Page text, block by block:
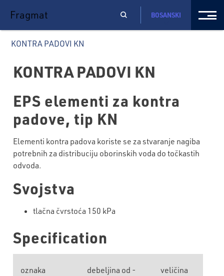
Fragmat BOSANSKI
KONTRA PADOVI KN
KONTRA PADOVI KN
EPS elementi za kontra
padove, tip KN
Elementi kontra padova koriste se za stvaranje nagiba
potrebnih za distribuciju oborinskih voda do točkastih
odvoda.
Svojstva
tlačna čvrstoća 150 kPa
Specification
oznaka
debeljina od -
veličina